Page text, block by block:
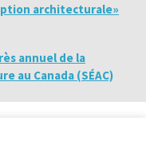
architecturale»
annuel de la
au Canada (SÉAC)